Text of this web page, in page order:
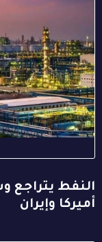
النفط يتراجع
أميركا وإيران